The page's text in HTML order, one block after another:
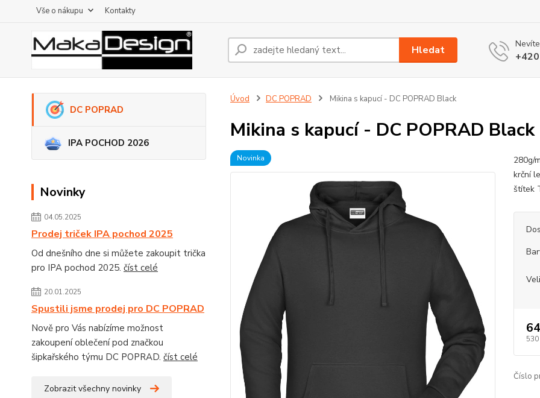
Vše o nákupu Kontakty
Hledat
DC POPRAD
IPA POCHOD 2026
Novinky
04.05.2025
Prodej triček IPA pochod 2025
Od dnešního dne si můžete zakoupit trička
pro IPA pochod 2025. číst celé
20.01.2025
Spustili jsme prodej pro DC POPRAD
Nově pro Vás nabízíme možnost
zakoupení oblečení pod značkou
šipkařského týmu DC POPRAD. číst celé
Zobrazit všechny novinky
Úvod DC POPRAD Mikina s kapucí - DC POPRAD Black
Mikina s kapucí - DC POPRAD Black
Novinka
280g/
krční
štítek
530
Číslo